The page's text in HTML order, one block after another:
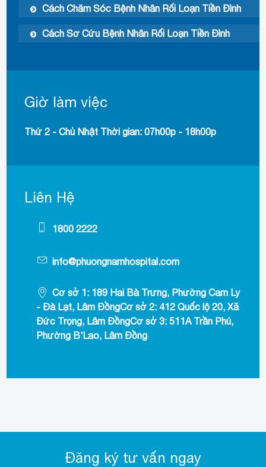
Cách Chăm Sóc Bệnh Nhân Rối Loạn Tiền Đình
Cách Sơ Cứu Bệnh Nhân Rối Loạn Tiền Đình
Giờ làm việc
Thứ 2 - Chủ Nhật Thời gian: 07h00p - 18h00p
Liên Hệ
1800 2222
info@phuongnamhospital.com
Cơ sở 1: 189 Hai Bà Trưng, Phường Cam Ly
- Đà Lạt, Lâm ĐồngCơ sở 2: 412 Quốc lộ 20, Xã
Đức Trọng, Lâm ĐồngCơ sở 3: 511A Trần Phú,
Phường B’Lao, Lâm Đồng
Đăng ký tư vấn ngay